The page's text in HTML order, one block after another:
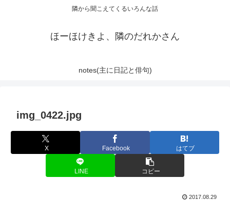
隣から聞こえてくるいろんな話
ほーほけきよ、隣のだれかさん
notes(主に日記と俳句)
img_0422.jpg
X Facebook はてブ
LINE コピー
2017.08.29